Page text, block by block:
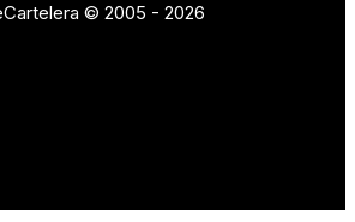
© 2005 - 2026